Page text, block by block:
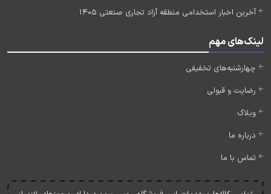
آخرین اخبار استخدامی منطقه آزاد تجاری صنعتی 1405
لینک‌های مهم
چهارشنبه‌های تخفیفی
رضایت و قبولی
وبلاگ
درباره ما
تماس با ما